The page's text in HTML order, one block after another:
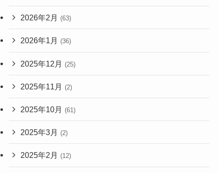
2026年2月 (63)
2026年1月 (36)
2025年12月 (25)
2025年11月 (2)
2025年10月 (61)
2025年3月 (2)
2025年2月 (12)